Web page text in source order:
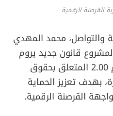
القرصنة الرقمية
والتواصل، محمد المهدي
قانون جديد يروم
تغيير وتتميم القانون رقم 2.00 المتعلق بحقوق
بهدف تعزيز الحماية
القرصنة الرقمية.